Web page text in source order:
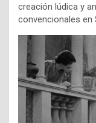
creación lúdica y
convencionales en